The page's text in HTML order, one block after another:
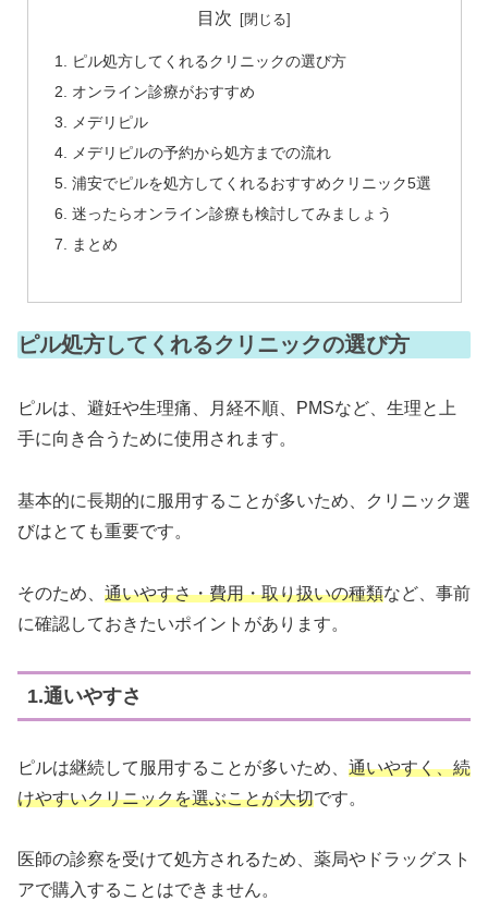
目次
ピル処方してくれるクリニックの選び方
オンライン診療がおすすめ
メデリピル
メデリピルの予約から処方までの流れ
浦安でピルを処方してくれるおすすめクリニック5選
迷ったらオンライン診療も検討してみましょう
まとめ
ピル処方してくれるクリニックの選び方
ピルは、避妊や生理痛、月経不順、PMSなど、生理と上
手に向き合うために使用されます。
基本的に長期的に服用することが多いため、クリニック選
びはとても重要です。
そのため、 通いやすさ・費用・取り扱いの種類など、事前
に確認しておきたいポイントがあります。
1.通いやすさ
ピルは継続して服用することが多いため、 通いやすく、続
けやすいクリニックを選ぶことが大切です。
医師の診察を受けて処方されるため、薬局やドラッグスト
アで購入することはできません。